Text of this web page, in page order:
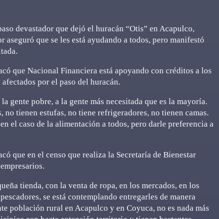
devastador que dejó el huracán “Otis” en Acapulco,
que se les está ayudando a todos, pero manifestó
que Nacional Financiera está apoyando con créditos a los
por el paso del huracán.
gente pobre, a la gente más necesitada que es la mayoría.
tienen estufas, no tiene refrigeradores, no tienen camas.
el caso de la alimentación a todos, pero darle preferencia a
que en el censo que realiza la Secretaría de Bienestar
tienda, con la venta de ropa, en los mercados, en los
se está contemplando entregarles de manera
población rural en Acapulco y en Coyuca, no es nada más